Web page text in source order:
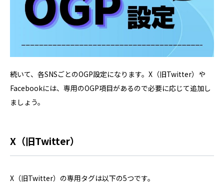
続いて、各SNSごとのOGP設定になります。X（旧Twitter）や
Facebookには、専用のOGP項目があるので必要に応じて追加し
ましょう。
X（旧Twitter）
X（旧Twitter）の専用タグは以下の5つです。